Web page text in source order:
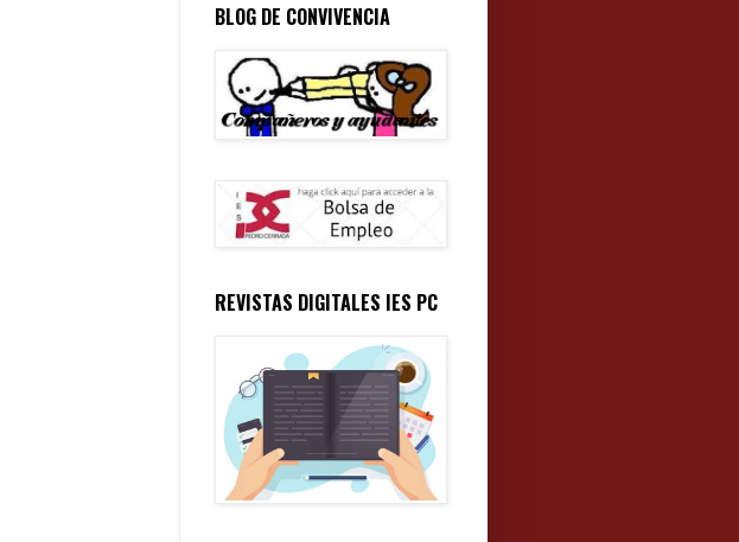
BLOG DE CONVIVENCIA
REVISTAS DIGITALES IES PC